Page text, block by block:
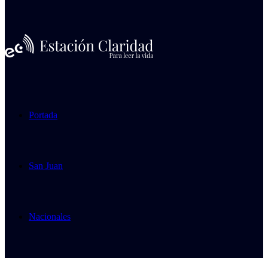
Portada
San Juan
Nacionales